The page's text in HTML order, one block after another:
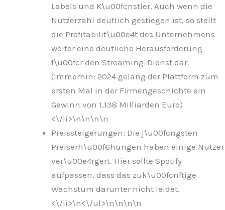
Labels und K\u00fcnstler. Auch wenn die
Nutzerzahl deutlich gestiegen ist, so stellt
die Profitabilit\u00e4t des Unternehmens
weiter eine deutliche Herausforderung
f\u00fcr den Streaming-Dienst dar.
(Immerhin: 2024 gelang der Plattform zum
ersten Mal in der Firmengeschichte ein
Gewinn von 1,138 Milliarden Euro)
<\/li>\n\n\n\n
Preissteigerungen: Die j\u00fcngsten
Preiserh\u00f6hungen haben einige Nutzer
ver\u00e4rgert. Hier sollte Spotify
aufpassen, dass das zuk\u00fcnftige
Wachstum darunter nicht leidet.
<\/li>\n<\/ul>\n\n\n\n